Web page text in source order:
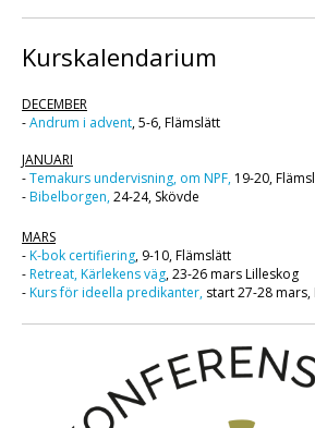
Kurskalendarium
DECEMBER
-Andrum i advent, 5-6, Flämslätt
JANUARI
-Temakurs undervisning, om NPF, 19-20,
-Bibelborgen,24-24, Skövde
MARS
-K-bok certifiering, 9-10, Flämslätt
-Retreat, Kärlekens väg, 23-26 mars Lilleskog
-Kurs för ideella predikanter, start 27-28 mars,